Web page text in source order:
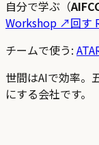
自分で学ぶ（
Workshop ↗回す
チームで使う:
世間はAIで効率。
にする会社です。